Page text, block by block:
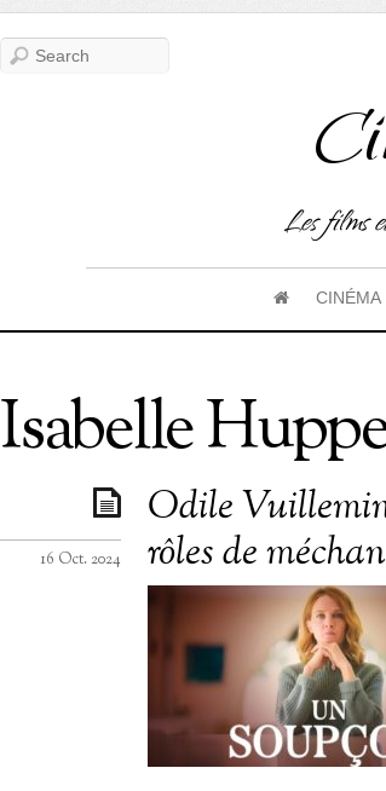
Les films
CINÉMA
Isabelle
Odile
rôles de
16 Oct. 2024